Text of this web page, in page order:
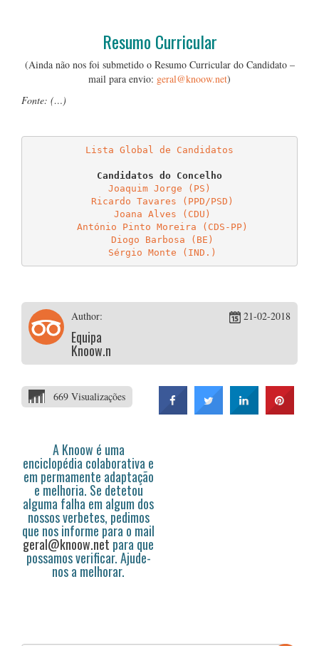
Resumo Curricular
(Ainda não nos foi submetido o Resumo Curricular do Candidato –
mail para envio: geral@knoow.net)
Fonte: (…)
Lista Global de Candidatos
Joaquim Jorge (PS)
Ricardo Tavares (PPD/PSD)
Joana Alves (CDU)
António Pinto Moreira (CDS-PP)
Diogo Barbosa (BE)
Sérgio Monte (IND.)
Author:
Equipa
Knoow.net
21-02-2018
669 Visualizações
A Knoow é uma
enciclopédia colaborativa e
em permamente adaptação
e melhoria. Se detetou
alguma falha em algum dos
nossos verbetes, pedimos
que nos informe para o mail
geral@knoow.net para que
possamos verificar. Ajude-
nos a melhorar.